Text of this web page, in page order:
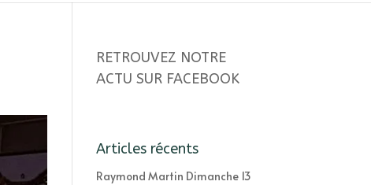
RETROUVEZ NOTRE
ACTU SUR FACEBOOK
Articles récents
Raymond Martin Dimanche 13